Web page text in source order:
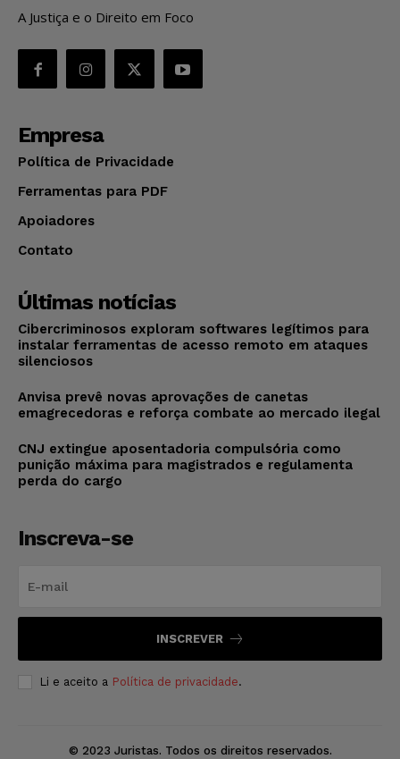
A Justiça e o Direito em Foco
Empresa
Política de Privacidade
Ferramentas para PDF
Apoiadores
Contato
Últimas notícias
Cibercriminosos exploram softwares legítimos para
instalar ferramentas de acesso remoto em ataques
silenciosos
Anvisa prevê novas aprovações de canetas
emagrecedoras e reforça combate ao mercado ilegal
CNJ extingue aposentadoria compulsória como
punição máxima para magistrados e regulamenta
perda do cargo
Inscreva-se
INSCREVER
Li e aceito a Política de privacidade.
© 2023 Juristas. Todos os direitos reservados.